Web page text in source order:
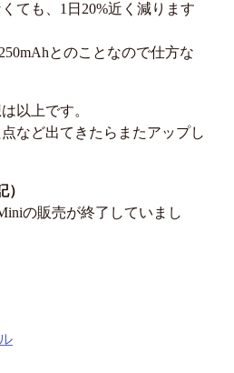
ても、1日20%近く減ります
とのことなので仕方な
以上です。
など出てきたらまたアップし
の販売が終了していまし